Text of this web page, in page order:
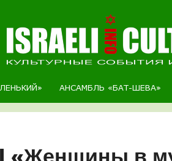
АНСАМБЛЬ «БАТ-ШЕВА»